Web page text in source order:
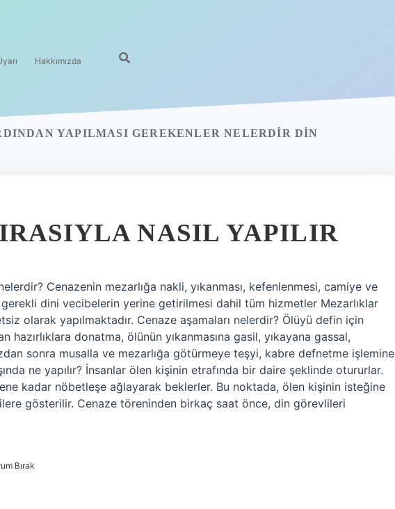
Hakkımızda
YAPILMASI GEREKENLER NELERDIR DIN
NASIL YAPILIR
Cenazenin mezarlığa nakli, yıkanması, kefenlenmesi, camiye ve
dini vecibelerin yerine getirilmesi dahil tüm hizmetler Mezarlıklar
olarak yapılmaktadır. Cenaze aşamaları nelerdir? Ölüyü defin için
hazırlıklara donatma, ölünün yıkanmasına gasil, yıkayana gassal,
sonra musalla ve mezarlığa götürmeye teşyi, kabre defnetme işlemine
ne yapılır? İnsanlar ölen kişinin etrafında bir daire şeklinde otururlar.
kadar nöbetleşe ağlayarak beklerler. Bu noktada, ölen kişinin isteğine
gösterilir. Cenaze töreninden birkaç saat önce, din görevlileri
Bırak